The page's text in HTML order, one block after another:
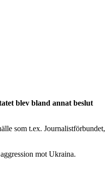
blev bland annat beslut
som t.ex. Journalistförbundet,
mot Ukraina.